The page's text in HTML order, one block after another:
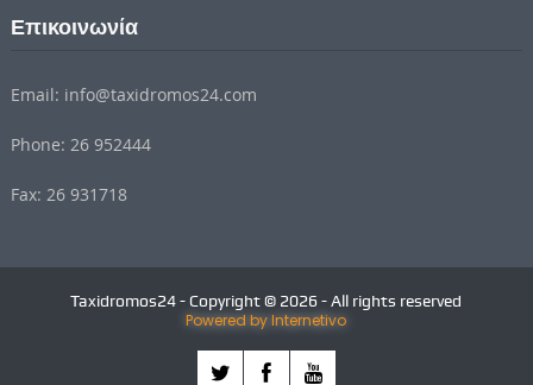
Επικοινωνία
Email: info@taxidromos24.com
Phone: 26 952444
Fax: 26 931718
Taxidromos24 - Copyright © 2026 - All rights reserved
Powered by Internetivo